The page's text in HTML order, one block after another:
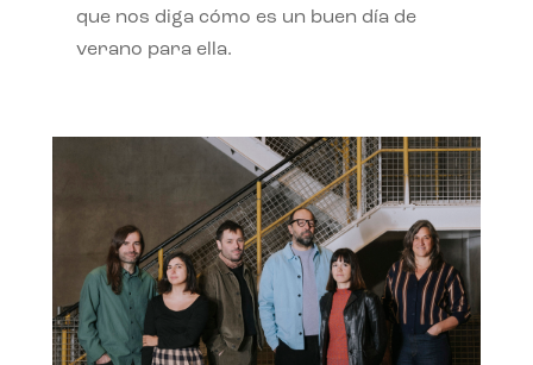
que nos diga cómo es un buen día de
verano para ella.